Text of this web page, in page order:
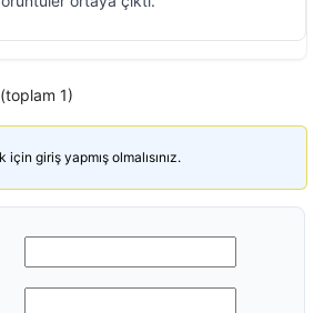
1)
giriş yapmış olmalısınız.